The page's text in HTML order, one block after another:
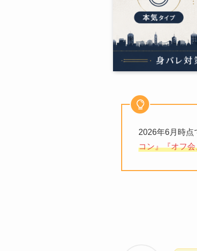
2026年6月時点
コン』『オフ